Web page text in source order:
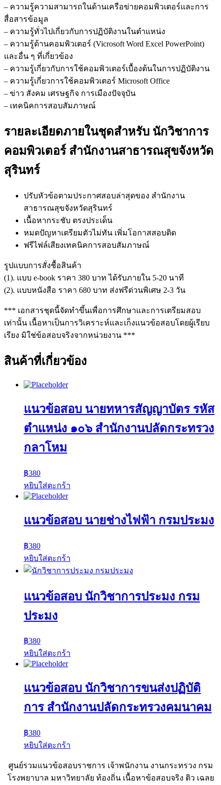
– ความรู้ความสามารถในด้านเครือข่ายคอมพิวเตอร์และการ
สื่อสารข้อมูล
– ความรู้ทั่วไปเกี่ยวกับการปฏิบัติงานในตำแหน่ง
– ความรู้ด้านคอมพิวเตอร์ (Vicrosoft Word Excel PowerPoint)
และอื่น ๆ ที่เกี่ยวข้อง
– ความรู้เกี่ยวกับการใช้คอมพิวเตอร์เบื้องต้นในการปฏิบัติงาน
– ความรู้เกี่ยวการใช้คอมพิวเตอร์ Microsoft Office
– ข่าว สังคม เศรษฐกิจ การเมืองปัจจุบัน
– เทคนิคการสอบสัมภาษณ์
รายละเอียดภายในชุดสำหรับ นักวิชาการ
คอมพิวเตอร์ สำนักงานสาธารณสุขจังหวัด
สุรินทร์
ปรับหัวข้อตามประกาศสอบล่าสุดของ สำนักงาน
สาธารณสุขจังหวัดสุรินทร์
เนื้อหากระชับ ตรงประเด็น
หมดปัญหาเตรียมตัวไม่ทัน เพิ่มโอกาสสอบติด
ฟรีไฟล์เสียงเทคนิคการสอบสัมภาษณ์
รูปแบบการสั่งชื้อสินค้า
(1). แบบ e-book ราคา 380 บาท ได้รับภายใน 5-20 นาที
(2). แบบหนังสือ ราคา 680 บาท ส่งฟรีด่วนพิเศษ 2-3 วัน
*** เอกสารชุดนี้จัดทำขึ้นเพื่อการศึกษาและการเตรียมสอบ
เท่านั้น เนื้อหาเป็นการวิเคราะห์และเก็งแนวข้อสอบโดยผู้เรียบ
เรียง มิใช่ข้อสอบจริงจากหน่วยงาน ***
สินค้าที่เกี่ยวข้อง
แนวข้อสอบ นายทหารสัญญาบัตร รหัส
ตำแหน่ง ๑๐๖ สำนักงานปลัดกระทรวง
กลาโหม
฿380
หยิบใส่ตะกร้า
แนวข้อสอบ นายช่างไฟฟ้า กรมประมง
฿380
หยิบใส่ตะกร้า
แนวข้อสอบ นักวิชาการประมง กรม
ประมง
฿380
หยิบใส่ตะกร้า
แนวข้อสอบ นักวิชาการขนส่งปฏิบัติ
การ สำนักงานปลัดกระทรวงคมนาคม
฿380
หยิบใส่ตะกร้า
ศูนย์รวมแนวข้อสอบราชการ เจ้าพนักงาน งานกระทรวง กรม
โรงพยาบาล มหาวิทยาลัย ท้องถิ่น เนื้อหาข้อสอบจริง ติว เฉลย